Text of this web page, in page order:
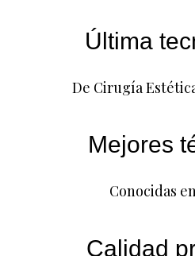
Última
De Cirugía
Mejores
Conocidas
Calidad